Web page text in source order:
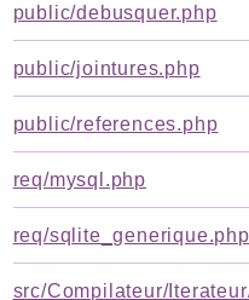
public/debusquer.php
public/jointures.php
public/references.php
req/mysql.php
req/sqlite_generique.php
src/Compilateur/